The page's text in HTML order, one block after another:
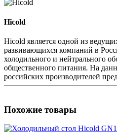
Hicold
Hicold является одной из
развивающихся компаний в
холодильного и нейтрального
общественного питания. На
российских производителей
Похожие товары